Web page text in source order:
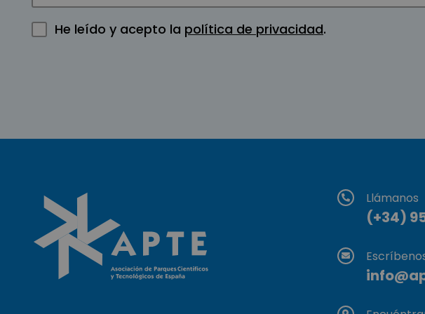
He leído y acepto la política de privacidad.
Llámanos
(+34)